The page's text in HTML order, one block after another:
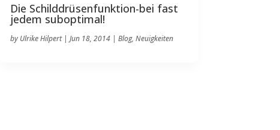
Die Schilddrüsenfunktion-bei fast
jedem suboptimal!
by Ulrike Hilpert| Jun 18, 2014| Blog, Neuigkeiten